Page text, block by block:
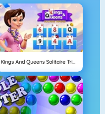
Kings And Queens Solitaire Tripeaks